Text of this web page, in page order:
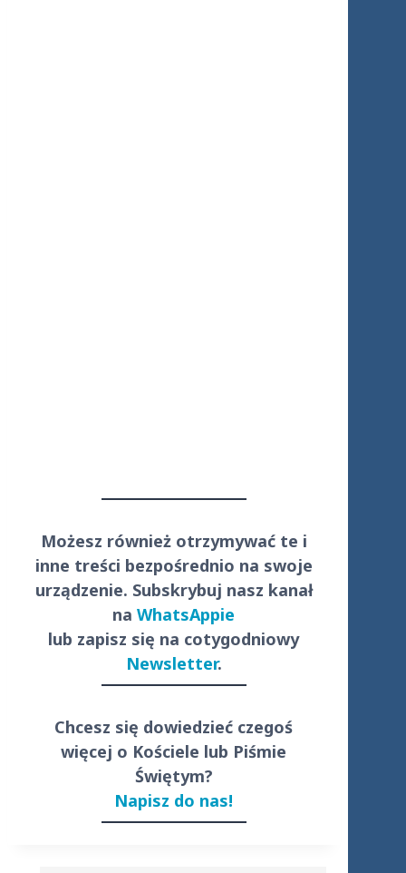
Możesz również otrzymywać te i
inne treści bezpośrednio na swoje
urządzenie. Subskrybuj nasz kanał
naWhatsAppie
lub zapisz się na cotygodniowy
Newsletter.
Chcesz się dowiedzieć czegoś
więcej o Kościele lub Piśmie
Świętym?
Napisz do nas!